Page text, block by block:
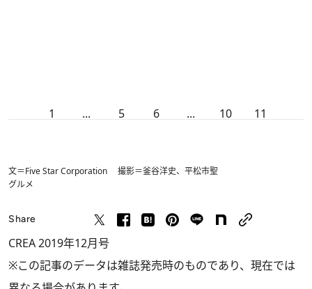
1 ... 5 6 ... 10 11
文＝Five Star Corporation 撮影＝釜谷洋史、平松市聖
グルメ
Share
CREA 2019年12月号
※この記事のデータは雑誌発売時のものであり、現在では